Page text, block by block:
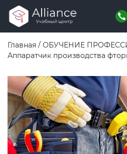
Главная / ОБУЧЕНИЕ
Аппаратчик производства